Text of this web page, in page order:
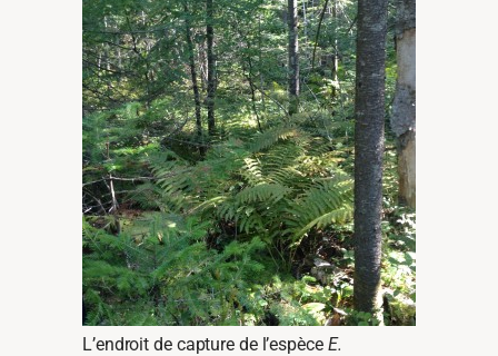
L’endroit de capture de l’espèce E.